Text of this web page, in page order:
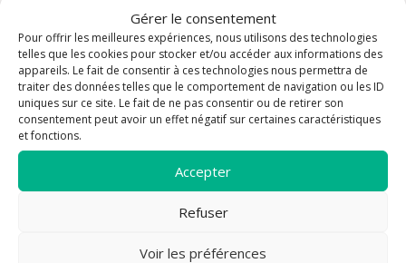
Gérer le consentement
Pour offrir les meilleures expériences, nous utilisons des technologies
telles que les cookies pour stocker et/ou accéder aux informations des
appareils. Le fait de consentir à ces technologies nous permettra de
traiter des données telles que le comportement de navigation ou les ID
uniques sur ce site. Le fait de ne pas consentir ou de retirer son
consentement peut avoir un effet négatif sur certaines caractéristiques
et fonctions.
Accepter
Refuser
Voir les préférences